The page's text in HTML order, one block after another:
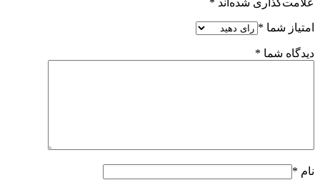
امتیاز شما *
دیدگاه شما *
نام *